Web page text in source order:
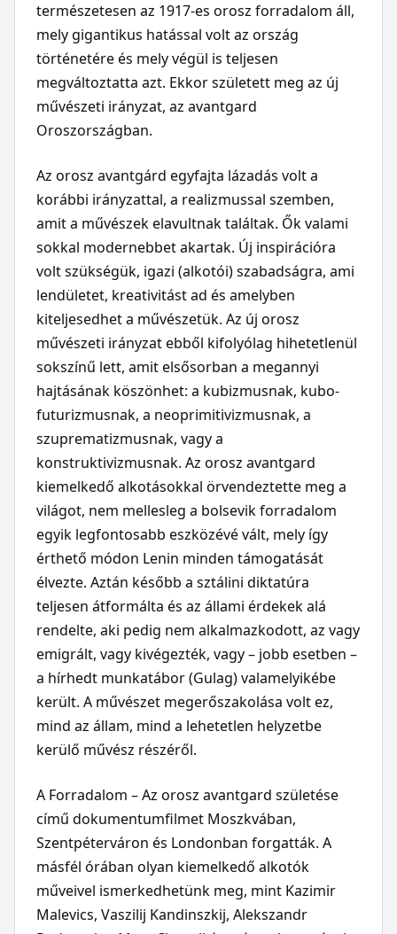
természetesen az 1917-es orosz forradalom áll,
mely gigantikus hatással volt az ország
történetére és mely végül is teljesen
megváltoztatta azt. Ekkor született meg az új
művészeti irányzat, az avantgard
Oroszországban.
Az orosz avantgárd egyfajta lázadás volt a
korábbi irányzattal, a realizmussal szemben,
amit a művészek elavultnak találtak. Ők valami
sokkal modernebbet akartak. Új inspirációra
volt szükségük, igazi (alkotói) szabadságra, ami
lendületet, kreativitást ad és amelyben
kiteljesedhet a művészetük. Az új orosz
művészeti irányzat ebből kifolyólag hihetetlenül
sokszínű lett, amit elsősorban a megannyi
hajtásának köszönhet: a kubizmusnak, kubo-
futurizmusnak, a neoprimitivizmusnak, a
szuprematizmusnak, vagy a
konstruktivizmusnak. Az orosz avantgard
kiemelkedő alkotásokkal örvendeztette meg a
világot, nem mellesleg a bolsevik forradalom
egyik legfontosabb eszközévé vált, mely így
érthető módon Lenin minden támogatását
élvezte. Aztán később a sztálini diktatúra
teljesen átformálta és az állami érdekek alá
rendelte, aki pedig nem alkalmazkodott, az vagy
emigrált, vagy kivégezték, vagy – jobb esetben –
a hírhedt munkatábor (Gulag) valamelyikébe
került. A művészet megerőszakolása volt ez,
mind az állam, mind a lehetetlen helyzetbe
kerülő művész részéről.
A Forradalom – Az orosz avantgard születése
című dokumentumfilmet Moszkvában,
Szentpéterváron és Londonban forgatták. A
másfél órában olyan kiemelkedő alkotók
műveivel ismerkedhetünk meg, mint Kazimir
Malevics, Vaszilij Kandinszkij, Alekszandr